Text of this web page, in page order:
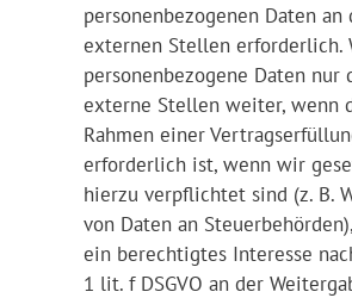
personenbezogenen Daten an
externen Stellen erforderlich.
personenbezogene Daten nur
externe Stellen weiter, wenn
Rahmen einer
erforderlich ist, wenn wir
hierzu verpflichtet sind (z. B.
von Daten an
ein berechtigtes Interesse
1 lit. f DSGVO an der